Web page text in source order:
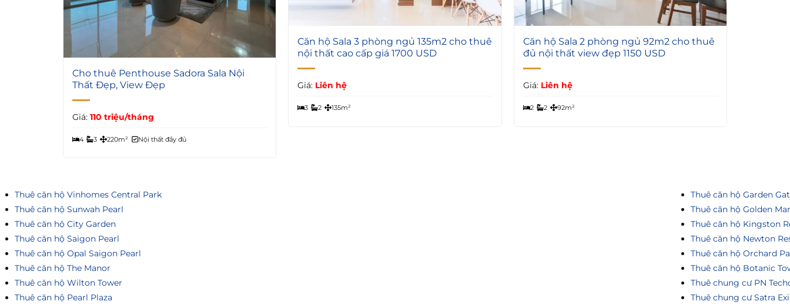
7
Cho thuê Penthouse Sadora Sala Nội
Thất Đẹp, View Đẹp
Giá: 110 triệu/tháng
4 3 220m² Nội thất đầy đủ
Căn hộ Sala 3 phòng ngủ 135m2 cho thuê
nội thất cao cấp giá 1700 USD
Giá: Liên hệ
3 2 135m²
Căn hộ Sala 2 phòng ngủ 92m2 cho thuê
đủ nội thất view đẹp 1150 USD
Giá: Liên hệ
2 2 92m²
Thuê căn hộ Vinhomes Central Park
Thuê căn hộ Sunwah Pearl
Thuê căn hộ City Garden
Thuê căn hộ Saigon Pearl
Thuê căn hộ Opal Saigon Pearl
Thuê căn hộ The Manor
Thuê căn hộ Wilton Tower
Thuê căn hộ Pearl Plaza
Thuê căn hộ Garden
Thuê căn hộ Golden
Thuê căn hộ Kingston
Thuê căn hộ Newton
Thuê căn hộ Orchard
Thuê căn hộ Botanic
Thuê chung cư PN
Thuê chung cư Satra